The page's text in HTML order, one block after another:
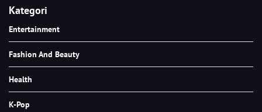
Kategori
Entertainment
Fashion And Beauty
Health
K-Pop